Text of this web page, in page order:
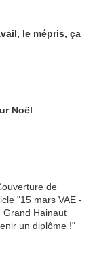
le mépris, ça
Noël